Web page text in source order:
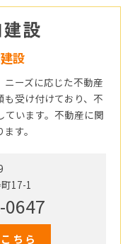
設
ニーズに応じた不動産
受け付けており、不
ています。不動産に関
す。
17-1
0647
ちら